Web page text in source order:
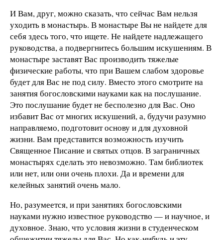
И Вам, друг, можно сказать, что сейчас Вам нельзя
уходить в монастырь. В монастыре Вы не найдете для
себя здесь того, что ищете. Не найдете надлежащего
руководства, а подвергнитесь большим искушениям. В
монастыре заставят Вас производить тяжелые
физические работы, что при Вашем слабом здоровье
будет для Вас не под силу. Вместо этого смотрите на
занятия богословскими науками как на послушание.
Это послушание будет не бесполезно для Вас. Оно
избавит Вас от многих искушений, а, будучи разумно
направляемо, подготовит основу и для духовной
жизни. Вам представится возможность изучить
Священное Писание и святых отцов. В заграничных
монастырях сделать это невозможно. Там библиотек
или нет, или они очень плохи. Да и времени для
келейных занятий очень мало.
Но, разумеется, и при занятиях богословскими
науками нужно известное руководство — и научное, и
духовное. Знаю, что условия жизни в студенческом